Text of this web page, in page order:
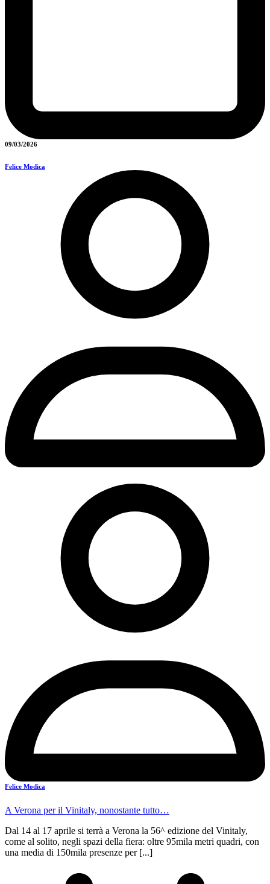
09/03/2026
Felice Modica
Felice Modica
A Verona per il Vinitaly, nonostante tutto…
Dal 14 al 17 aprile si terrà a Verona la 56^ edizione del Vinitaly,
come al solito, negli spazi della fiera: oltre 95mila metri quadri, con
una media di 150mila presenze per [...]